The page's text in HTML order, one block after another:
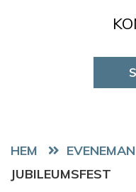
HEM
JUBILEUMSFEST